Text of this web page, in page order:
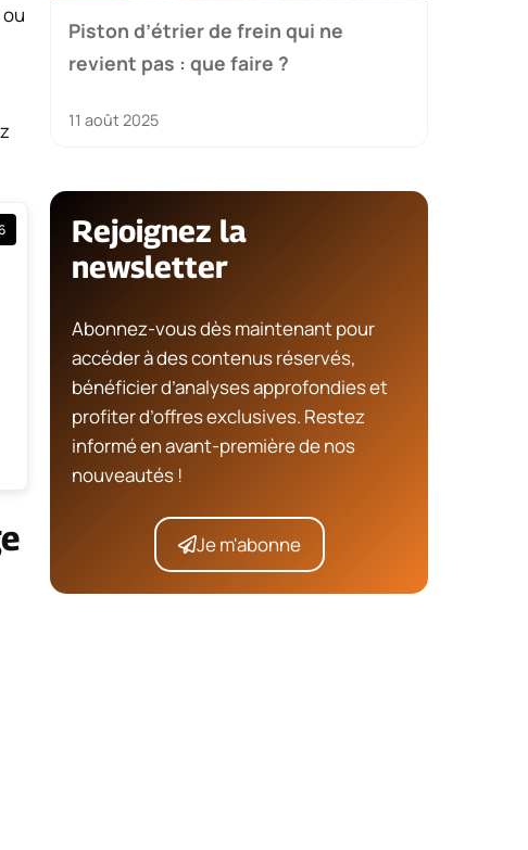
Piston d’étrier de frein qui ne
revient pas : que faire ?
11 août 2025
Rejoignez la
newsletter
Abonnez-vous dès maintenant pour
accéder à des contenus réservés,
bénéficier d’analyses approfondies et
profiter d’offres exclusives. Restez
informé en avant-première de nos
nouveautés !
Je m'abonne